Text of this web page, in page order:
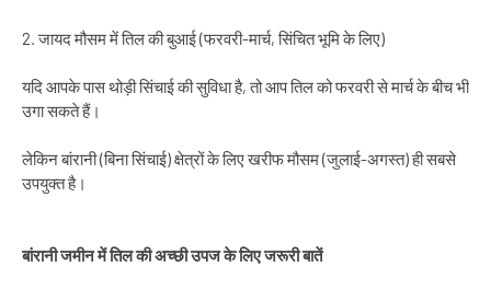
2. जायद मौसम में तिल की बुआई (फरवरी-मार्च, सिंचित भूमि के लिए)
यदि आपके पास थोड़ी सिंचाई की सुविधा है, तो आप तिल को फरवरी से मार्च के बीच भी
उगा सकते हैं।
लेकिन बांरानी (बिना सिंचाई) क्षेत्रों के लिए खरीफ मौसम (जुलाई-अगस्त) ही सबसे
उपयुक्त है।
बांरानी जमीन में तिल की अच्छी उपज के लिए जरूरी बातें